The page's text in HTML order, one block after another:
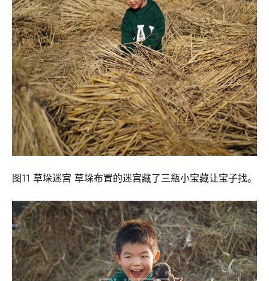
图11 草垛迷宫 草垛布置的迷宫藏了三瓶小宝藏让宝子找。